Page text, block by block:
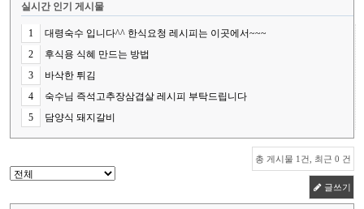
실시간 인기 게시물
1
대령숙수 입니다^^ 한식요청 레시피는 이곳에서~~~
2
후식용 식혜 만드는 방법
3
바삭한 튀김
4
숙수님 즉석고추장삼겹살 레시피 부탁드립니다
5
담양식 돼지갈비
총 게시물 1건, 최근 0 건
글쓰기